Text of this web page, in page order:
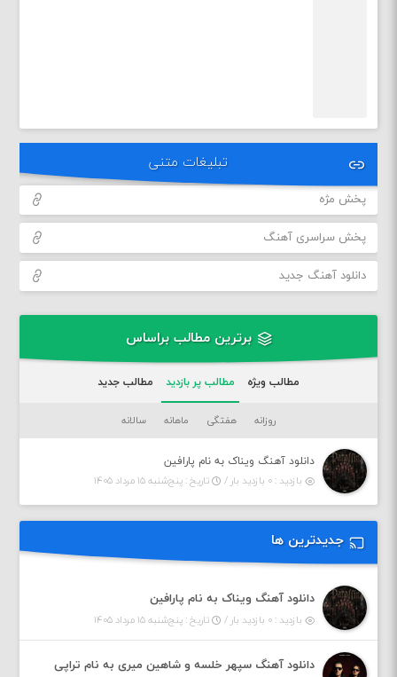
تبلیغات متنی
پخش مژه
پخش سراسری آهنگ
دانلود آهنگ جدید
برترین مطالب براساس
مطالب ویژه مطالب پر بازدید مطالب جدید
روزانه هفتگی ماهانه سالانه
دانلود آهنگ ویناک به نام پارافین
بازدید : ۰ بازدید بار /
تاریخ : پنج‌شنبه ۱۵ مرداد ۱۴۰۵
جدیدترین ها
دانلود آهنگ ویناک به نام پارافین
بازدید : ۰ بازدید بار / تاریخ : پنج‌شنبه ۱۵ مرداد ۱۴۰۵
دانلود آهنگ سپهر خلسه و شاهین میری به نام تراپی